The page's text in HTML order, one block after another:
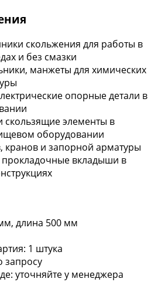
скольжения для работы в
и без смазки
манжеты для химических
опорные детали в
элементы в
оборудовании
кранов и запорной арматуры
вкладыши в
длина 500 мм
1 штука
запросу
уточняйте у менеджера